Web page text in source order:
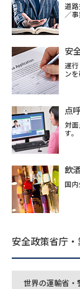
道
／
安
運
ン
点
対
す。
飲
国
安全政策省庁
世界の運輸省